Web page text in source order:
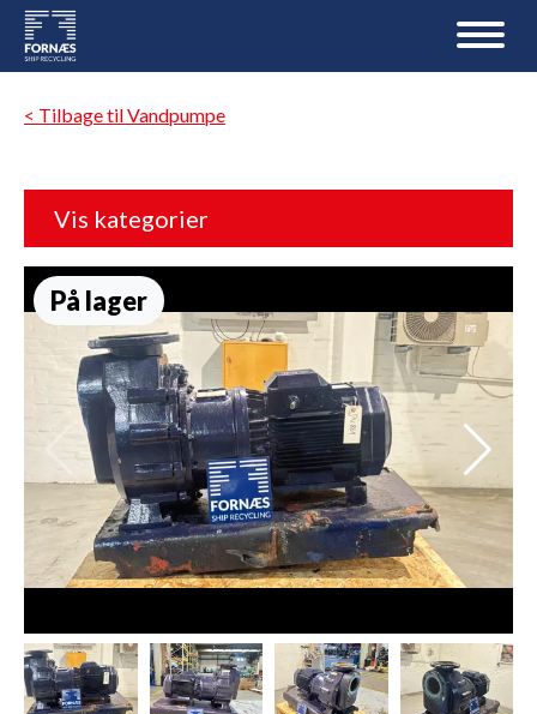
< Tilbage til Vandpumpe
Vis kategorier
På lager